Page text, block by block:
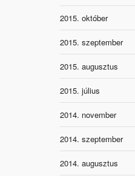
2015. október
2015. szeptember
2015. augusztus
2015. július
2014. november
2014. szeptember
2014. augusztus